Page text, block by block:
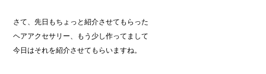
さて、先日もちょっと紹介させてもらった
ヘアアクセサリー、もう少し作ってまして
今日はそれを紹介させてもらいますね。